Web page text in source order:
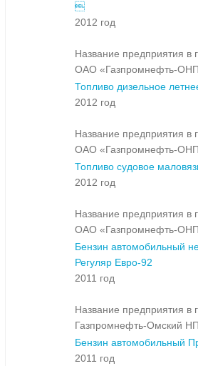

2012 год
Название предприятия в
ОАО «Газпромнефть-
Топливо дизельное
2012 год
Название предприятия в
ОАО «Газпромнефть-
Топливо судовое
2012 год
Название предприятия в
ОАО «Газпромнефть-
Бензин автомобильный
Регуляр Евро-92
2011 год
Название предприятия в
Газпромнефть-Омский
Бензин автомобильный
2011 год